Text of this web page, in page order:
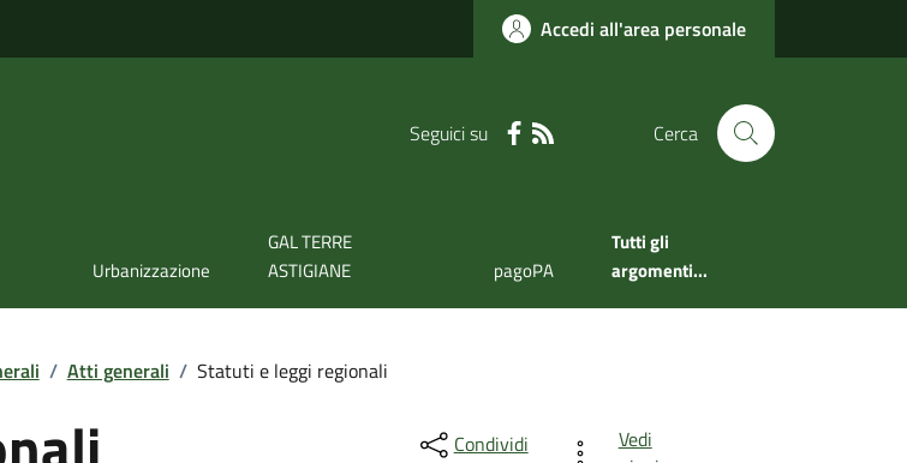
Accedi all'area personale
Seguici su Cerca
Urbanizzazione
GAL TERRE
ASTIGIANE
pagoPA
Tutti gli
argomenti...
/ Atti generali / Statuti e leggi regionali
Condividi
Vedi